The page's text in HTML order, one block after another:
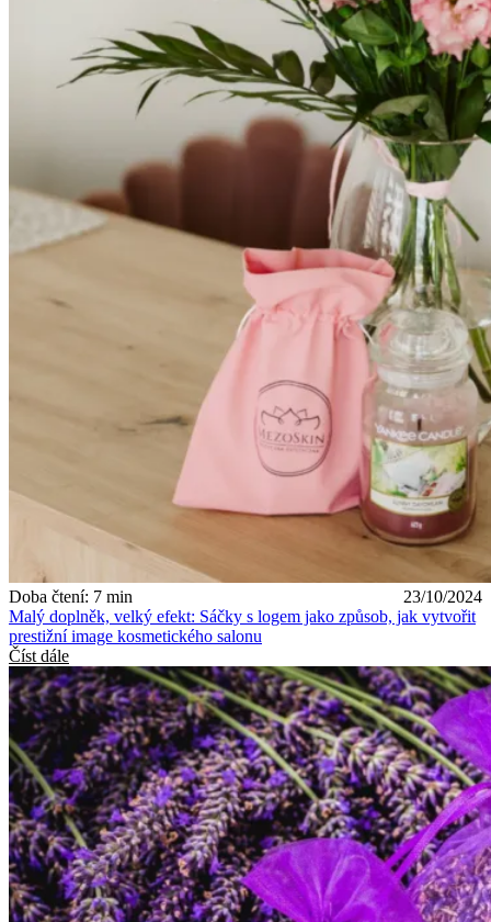
Doba čtení: 7 min
23/10/2024
Malý doplněk, velký efekt: Sáčky s logem jako způsob, jak vytvořit
prestižní image kosmetického salonu
Číst dále